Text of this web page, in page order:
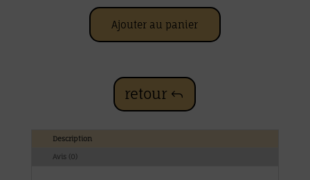
Ajouter au panier
retour
Description
Avis (0)